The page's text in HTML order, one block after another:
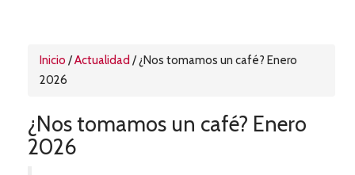
Inicio /Actualidad /¿Nos tomamos un café? Enero
2026
¿Nos tomamos un café? Enero
2026